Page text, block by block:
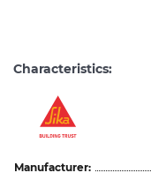
Characteristics:
Manufacturer: